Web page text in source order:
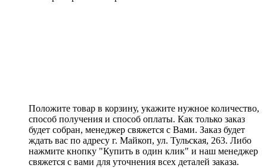
Положите товар в корзину, укажите нужное количество,
способ получения и способ оплаты. Как только заказ
будет собран, менеджер свяжется с Вами. Заказ будет
ждать вас по адресу г. Майкоп, ул. Тульская, 263. Либо
нажмите кнопку "Купить в один клик" и наш менеджер
свяжется с вами для уточнения всех деталей заказа.